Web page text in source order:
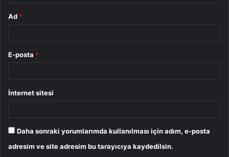
Ad *
E-posta *
İnternet sitesi
Daha sonraki yorumlarımda kullanılması için adım, e-posta
adresim ve site adresim bu tarayıcıya kaydedilsin.